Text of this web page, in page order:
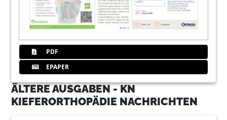
PDF
EPAPER
ÄLTERE AUSGABEN - KN
KIEFERORTHOPÄDIE NACHRICHTEN